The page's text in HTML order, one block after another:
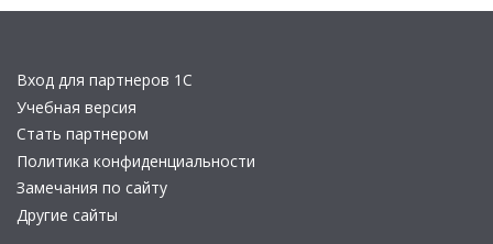
Вход для партнеров 1С
Учебная версия
Стать партнером
Политика конфиденциальности
Замечания по сайту
Другие сайты